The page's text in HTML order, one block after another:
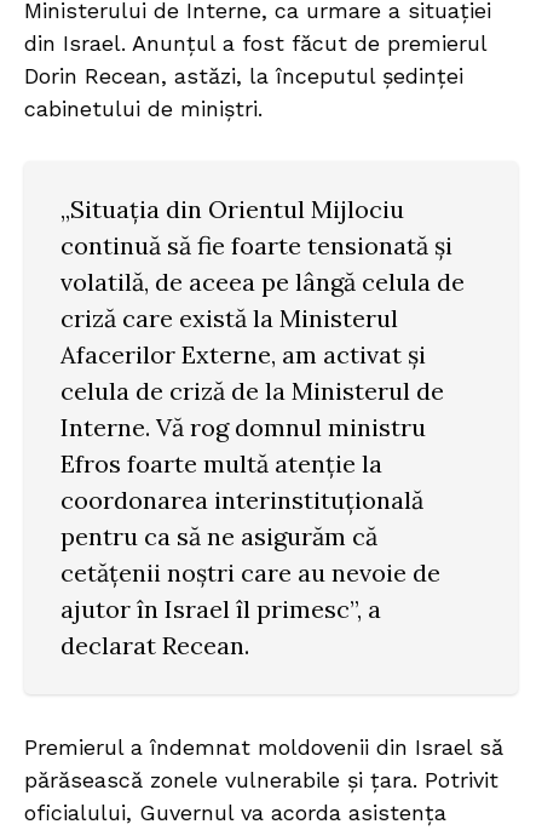
Ministerului de Interne, ca urmare a situației
din Israel. Anunțul a fost făcut de premierul
Dorin Recean, astăzi, la începutul ședinței
cabinetului de miniștri.
„Situația din Orientul Mijlociu
continuă să fie foarte tensionată și
volatilă, de aceea pe lângă celula de
criză care există la Ministerul
Afacerilor Externe, am activat și
celula de criză de la Ministerul de
Interne. Vă rog domnul ministru
Efros foarte multă atenție la
coordonarea interinstituțională
pentru ca să ne asigurăm că
cetățenii noștri care au nevoie de
ajutor în Israel îl primesc”, a
declarat Recean.
Premierul a îndemnat moldovenii din Israel să
părăsească zonele vulnerabile și țara. Potrivit
oficialului, Guvernul va acorda asistența